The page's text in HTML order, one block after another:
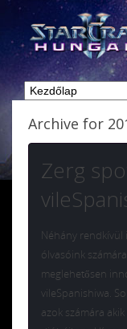
Archive for
Zerg
Néhány rendkívül
ólvasóink
meglehetősen
vileSpanishiwa.
azok számára